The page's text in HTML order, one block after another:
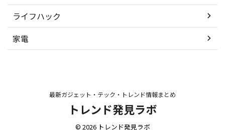
ライフハック
家電
最新ガジェット・テック・トレンド情報まとめ
トレンド発見ラボ
© 2026 トレンド発見ラボ